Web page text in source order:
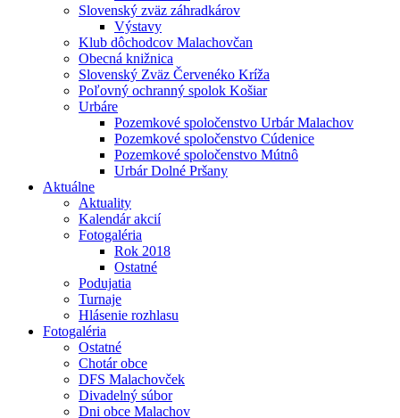
Slovenský zväz záhradkárov
Výstavy
Klub dôchodcov Malachovčan
Obecná knižnica
Slovenský Zväz Červenéko Kríža
Poľovný ochranný spolok Košiar
Urbáre
Pozemkové spoločenstvo Urbár Malachov
Pozemkové spoločenstvo Cúdenice
Pozemkové spoločenstvo Mútnô
Urbár Dolné Pršany
Aktuálne
Aktuality
Kalendár akcií
Fotogaléria
Rok 2018
Ostatné
Podujatia
Turnaje
Hlásenie rozhlasu
Fotogaléria
Ostatné
Chotár obce
DFS Malachovček
Divadelný súbor
Dni obce Malachov